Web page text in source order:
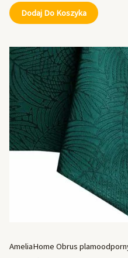
Dodaj Do Koszyka
AmeliaHome Obrus